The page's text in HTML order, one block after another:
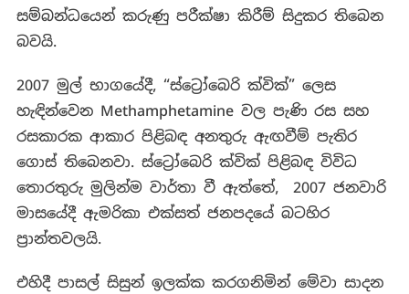
සම්බන්ධයෙන් කරුණු පරීක්ෂා කිරීම් සිදුකර තිබෙන
බවයි.
2007 මුල් භාගයේදී, “ස්ට්‍රෝබෙරි ක්වික්” ලෙස
හැඳින්වෙන Methamphetamine වල පැණි රස සහ
රසකාරක ආකාර පිළිබඳ අනතුරු ඇඟවීම් පැතිර
ගොස් තිබෙනවා. ස්ට්‍රෝබෙරි ක්වික් පිළිබඳ විවිධ
තොරතුරු මුලින්ම වාර්තා වී ඇත්තේ, 2007 ජනවාරි
මාසයේදී ඇමරිකා එක්සත් ජනපදයේ බටහිර
ප්‍රාන්තවලයි.
එහිදී පාසල් සිසුන් ඉලක්ක කරගනිමින් මේවා සාදන